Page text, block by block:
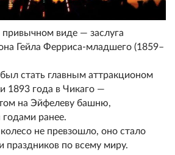
привычном виде — заслуга
Гейла Ферриса-младшего (1859–
стать главным аттракционом
1893 года в Чикаго —
на Эйфелеву башню,
ранее.
не превзошло, оно стало
праздников по всему миру.